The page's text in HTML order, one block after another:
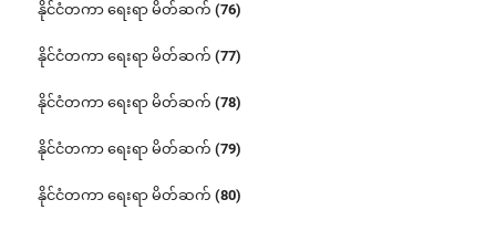
နိုင်ငံတကာ ရေးရာ မိတ်ဆက် (76)
နိုင်ငံတကာ ရေးရာ မိတ်ဆက် (77)
နိုင်ငံတကာ ရေးရာ မိတ်ဆက် (78)
နိုင်ငံတကာ ရေးရာ မိတ်ဆက် (79)
နိုင်ငံတကာ ရေးရာ မိတ်ဆက် (80)